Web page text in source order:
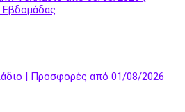
| Προσφορές από 01/08/2026